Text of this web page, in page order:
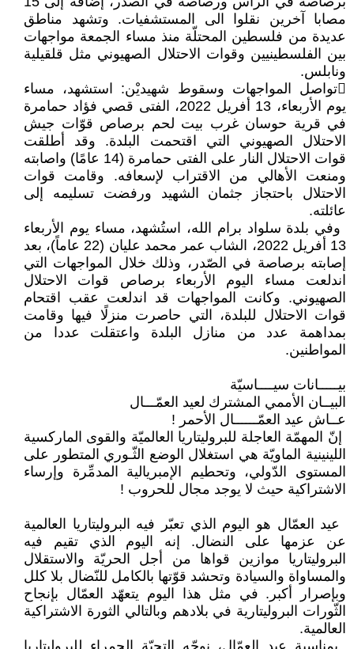
‏مصابا آخرين نقلوا الى المستشفيات‎.‎‏ ‏وتشهد مناطق
عديدة من فلسطين المحتلّة ‏منذ مساء الجمعة مواجهات
بين ‏الفلسطينيين وقوات الاحتلال الصهيوني ‏مثل قلقيلية
ونابلس.‏
تواصل المواجهات وسقوط شهيديْن: ‏استشهد، مساء
يوم الأربعاء، 13 أفريل ‏‏2022، الفتى قصي فؤاد حمامرة
في قرية ‏حوسان غرب بيت لحم برصاص قوّات ‏جيش
الاحتلال الصهيوني التي اقتحمت ‏البلدة. وقد أطلقت
قوات الاحتلال النار ‏على الفتى حمامرة (14 عامًا) واصابته
‏ومنعت الأهالي من الاقتراب لإسعافه‎.‎‏ ‏وقامت قوات
الاحتلال باحتجاز جثمان ‏الشهيد ورفضت تسليمه إلى
عائلته.‏
‏ وفي بلدة سلواد برام الله، استُشهد، ‏مساء يوم الأربعاء
13 أفريل 2022، ‏الشاب عمر محمد عليان (22 عاماً)، بعد
‏إصابته برصاصة في الصّدر، وذلك خلال ‏المواجهات التي
اندلعت مساء اليوم ‏الأربعاء برصاص قوات الاحتلال
‏الصهيوني. وكانت المواجهات قد اندلعت ‏عقب اقتحام
قوات الاحتلال للبلدة، التي ‏حاصرت منزلًا فيها وقامت
بمداهمة عدد ‏من منازل البلدة واعتقلت عددا من
‏المواطنين.‏
بيـــــانات سيــــاسيّة
البيــان الأممي المشترك لعيد العمّـــال
عــاش عيد العمّــــــال الأحمر ‏‎!‎
‏ إنّ المهمّة العاجلة للبروليتاريا العالميّة والقوى الماركسية
اللينينية الماويّة هي ‏استغلال الوضع الثّـوري المتطور على
المستوى الدّولي، وتحطيم الإمبريالية المدمِّرة ‏وإرساء
الاشتراكية حيث لا يوجد مجال للحروب ‏‎!‎‏ ‏
‏ عيد العمّال هو اليوم الذي تعبّر فيه ‏البروليتاريا العالمية
عن عزمها على ‏النضال. إنه اليوم الذي تقيم فيه
‏البروليتاريا موازين قواها من أجل ‏الحريّة والاستقلال
والمساواة والسيادة ‏وتحشد قوّتها بالكامل للنّضال بلا كلل
‏وبإصرار أكبر. في مثل هذا اليوم يتعهّد ‏العمّال بإنجاح
الثّورات البروليتارية في ‏بلادهم وبالتالي الثورة الاشتراكية
‏العالمية‎.‎